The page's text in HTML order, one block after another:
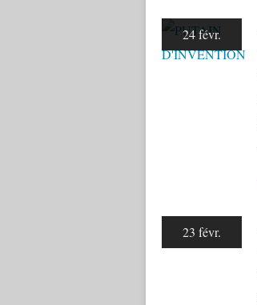
24 févr.
23 févr.